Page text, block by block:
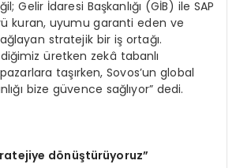
Gelir İdaresi Başkanlığı (GİB) ile SAP
kuran, uyumu garanti eden ve
stratejik bir iş ortağı.
üretken zekâ tabanlı
taşırken, Sovos’un global
bize güvence sağlıyor” dedi.
dönüştürüyoruz”